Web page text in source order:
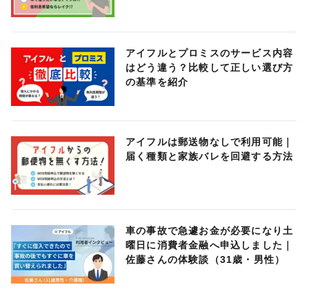
アイフルとプロミスのサービス内容
はどう違う？比較して正しい選び方
の基準を紹介
アイフルは郵送物なしで利用可能｜
届く種類と家族バレを回避する方法
車の事故で急遽お金が必要になり土
曜日に消費者金融へ申込しました｜
佐藤さんの体験談（31歳・男性）